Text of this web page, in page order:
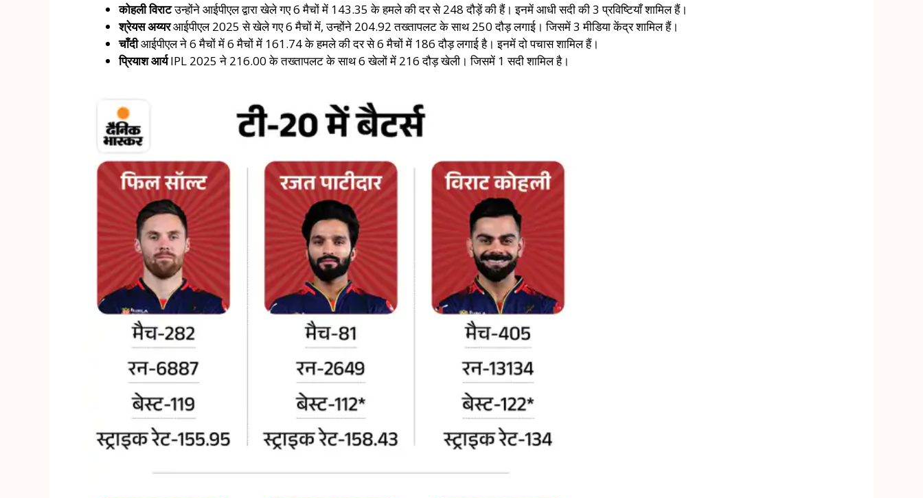
कोहली विराटउन्होंने आईपीएल द्वारा खेले गए 6 मैचों में 143.35 के हमले की दर से 248 दौड़ें की हैं। इनमें आधी सदी की 3 प्रविष्टियाँ शामिल हैं।
श्रेयस अय्यरआईपीएल 2025 से खेले गए 6 मैचों में, उन्होंने 204.92 तख्तापलट के साथ 250 दौड़ लगाई। जिसमें 3 मीडिया केंद्र शामिल हैं।
चाँदीआईपीएल ने 6 मैचों में 6 मैचों में 161.74 के हमले की दर से 6 मैचों में 186 दौड़ लगाई है। इनमें दो पचास शामिल हैं।
प्रियाश आर्यIPL 2025 ने 216.00 के तख्तापलट के साथ 6 खेलों में 216 दौड़ खेली। जिसमें 1 सदी शामिल है।